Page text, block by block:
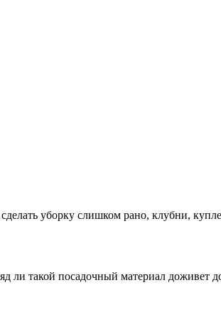
уборку слишком рано, клубни,
ли такой посадочный материал доживет